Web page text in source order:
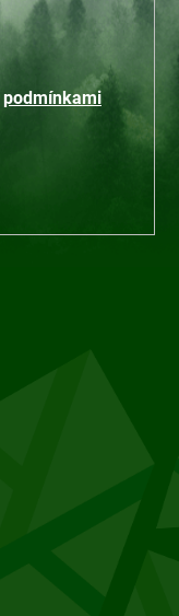
podmínkami